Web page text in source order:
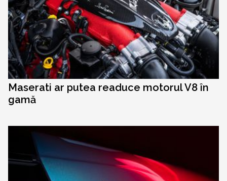
Maserati ar putea readuce motorul V8 în
gamă